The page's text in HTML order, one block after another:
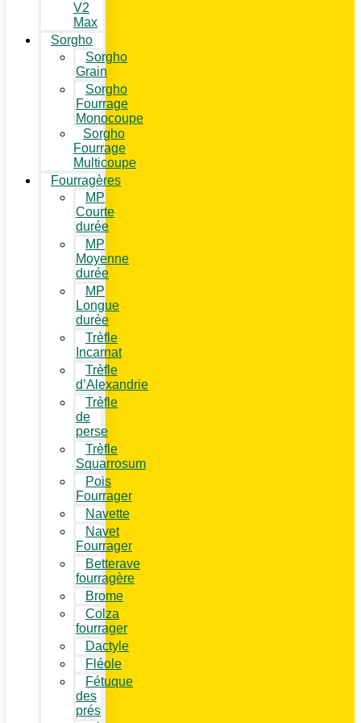
V2
Max
Sorgho
Sorgho
Grain
Sorgho
Fourrage
Monocoupe
Sorgho
Fourrage
Multicoupe
Fourragères
MP
Courte
durée
MP
Moyenne
durée
MP
Longue
durée
Trèfle
Incarnat
Trèfle
d’Alexandrie
Trèfle
de
perse
Trèfle
Squarrosum
Pois
Fourrager
Navette
Navet
Fourrager
Betterave
fourragère
Brome
Colza
fourrager
Dactyle
Fléole
Fétuque
des
prés